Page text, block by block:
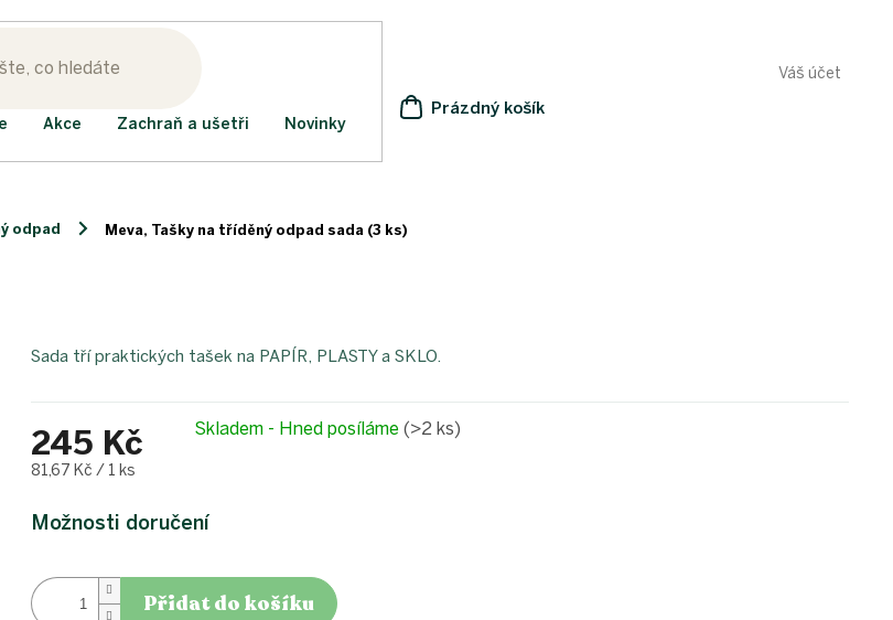
Váš účet
NÁKUPNÍ
Prázdný košík
Akce Zachraň a ušetři Novinky
odpad Meva, Tašky na tříděný odpad sada (3 ks)
245 Kč
Měrná
81,67 Kč / 1 ks
Skladem - Hned posíláme(>2 ks)
Možnosti doručení
Přidat do košíku
Sada tří praktických tašek na PAPÍR, PLASTY a SKLO.